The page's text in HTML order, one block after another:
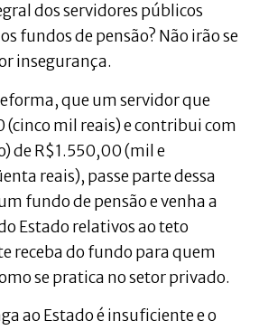
dos servidores públicos
fundos de pensão? Não irão se
insegurança.
que um servidor que
mil reais) e contribui com
de R$1.550,00 (mil e
reais), passe parte dessa
fundo de pensão e venha a
Estado relativos ao teto
receba do fundo para quem
se pratica no setor privado.
ao Estado é insuficiente e o